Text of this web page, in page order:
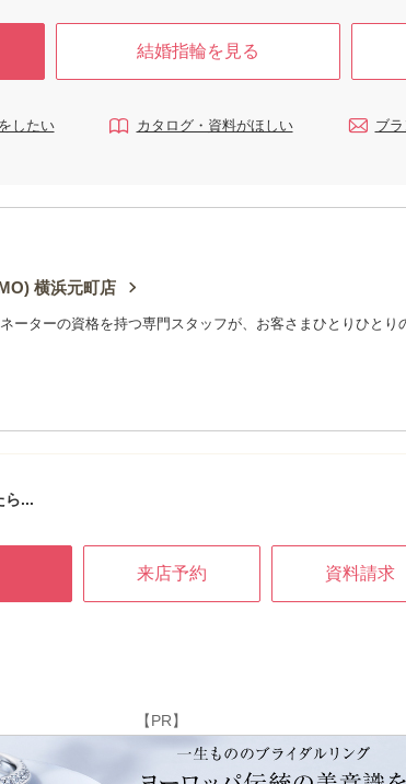
です。ア
結婚指輪を見る
したい カタログ・資料がほしい ブ
横浜元町店
ーターの資格を持つ専門スタッフが、お客さまひとりひとり
ら...
来店予約 資料請求
【PR】